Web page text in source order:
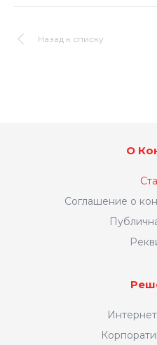
Назад к списку
О
Соглашение о